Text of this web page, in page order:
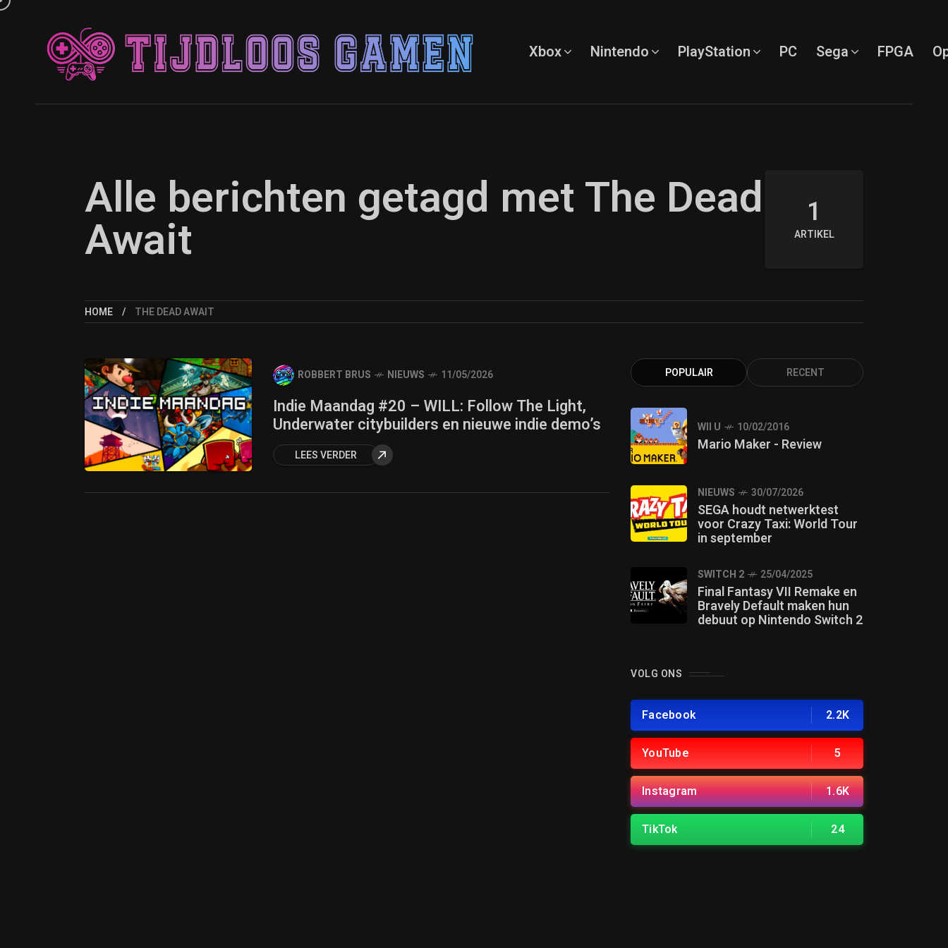
Xbox Nintendo PlayStation PC Sega FPGA
Alle berichten getagd met The Dead
Await 1
ARTIKEL
HOME THE DEAD AWAIT
ROBBERT BRUS NIEUWS 11/05/2026
Indie Maandag #20 – WILL: Follow The Light,
Underwater citybuilders en nieuwe indie demo’s
LEES VERDER
POPULAIR RECENT
WII U 10/02/2016
Mario Maker - Review
NIEUWS 30/07/2026
SEGA houdt netwerktest
voor Crazy Taxi: World Tour
in september
SWITCH 2 25/04/2025
Final Fantasy VII Remake en
Bravely Default maken hun
debuut op Nintendo Switch 2
VOLG ONS
Facebook 2.2K
YouTube 5
Instagram 1.6K
TikTok 24